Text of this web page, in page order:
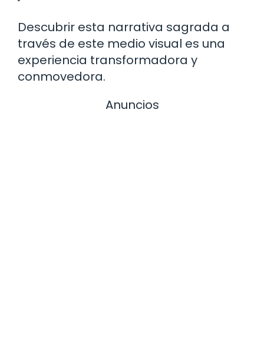
Descubrir esta narrativa sagrada a
través de este medio visual es una
experiencia transformadora y
conmovedora.
Anuncios